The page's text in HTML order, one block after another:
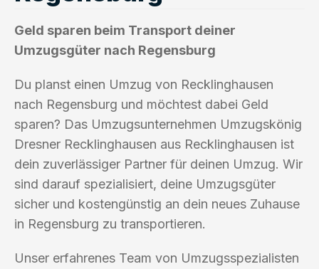
Geld sparen beim Transport deiner
Umzugsgüter nach Regensburg
Du planst einen Umzug von Recklinghausen
nach Regensburg und möchtest dabei Geld
sparen? Das Umzugsunternehmen Umzugskönig
Dresner Recklinghausen aus Recklinghausen ist
dein zuverlässiger Partner für deinen Umzug. Wir
sind darauf spezialisiert, deine Umzugsgüter
sicher und kostengünstig an dein neues Zuhause
in Regensburg zu transportieren.
Unser erfahrenes Team von Umzugsspezialisten